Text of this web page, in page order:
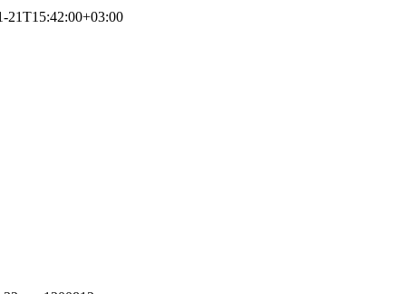
21T15:42:00+03:00